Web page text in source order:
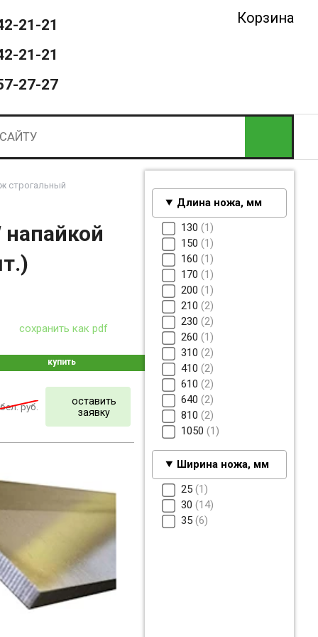
21-21
21-21
27-27
Корзина
Длина ножа, мм
130 1
150 1
160 1
170 1
200 1
210 2
230 2
260 1
310 2
410 2
610 2
640 2
810 2
1050 1
Ширина ножа, мм
25 1
30 14
35 6
строгальный
сохранить как pdf
купить
руб.
оставить
заявку